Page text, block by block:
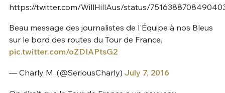
https://twitter.com/WillHillAus/status/
Beau message des journalistes de l'Équipe à nos Bleus
sur le bord des routes du Tour de France.
pic.twitter.com/oZDIAPtsG2
— Charly M. (@SeriousCharly) July 7, 2016